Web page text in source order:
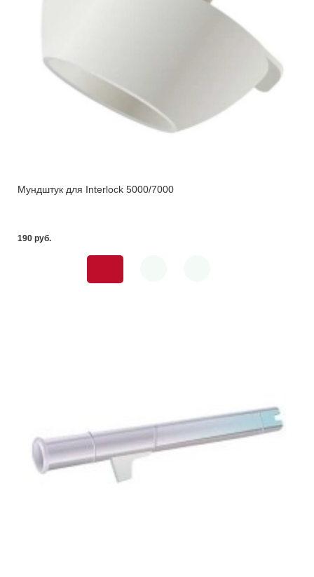
Мундштук для Interlock 5000/7000
190 pуб.